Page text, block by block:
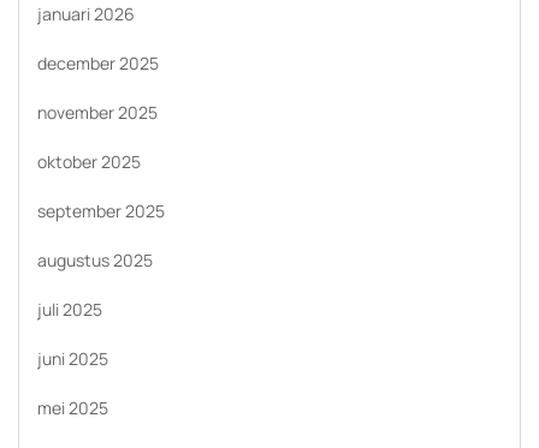
januari 2026
december 2025
november 2025
oktober 2025
september 2025
augustus 2025
juli 2025
juni 2025
mei 2025